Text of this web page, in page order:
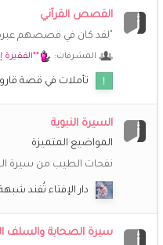
(أم *سارة*)
عيد أضحى مبارك على
أزهارالبنفسج
¯`ღ سماح ღ´¯
السلام عليكم ورحمة
الطيبات الغاليات
وأنفاس الفجر
القصص القرآني
"لقد كان في قصصهم عبرة
المشرفات: **الفقيرة
تأملات في قصة
السيرة النبوية
المواضيع المتميزة
نفحات الطيب من سيرة
دار الإفتاء تُفند
سيرة الصحابة والسلف